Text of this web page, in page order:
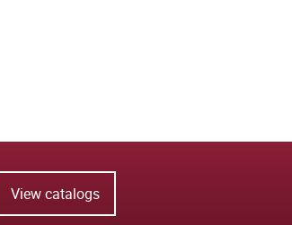
View catalogs